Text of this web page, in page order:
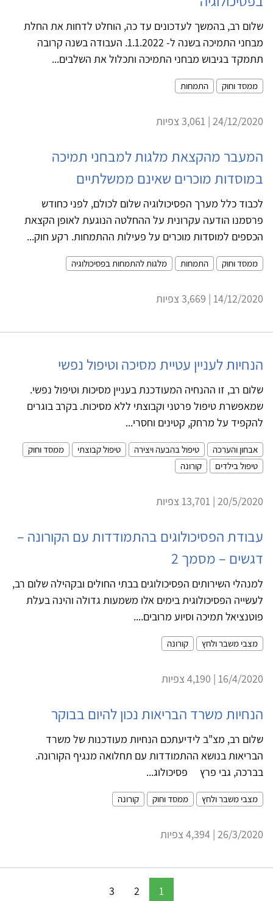
שלום רב, בהמשך לעדכונים עד כה, הוחלט לדחות את החלת
מבחני התמיכה בשנה ל- 1.1.2022. העבודה בשנה קרובה
תתמקד בגיבוש מבחני התמיכה ותכלול את השלבים...
ממסד וחוק התמחות
24/12/2020 | 3,061 צפיות
המעבר מהקצאת מלגות למבחני תמיכה
במוסדות מוכרים שאינם ממשלתיים
לכבוד כלל מערך הפסיכולוגיה שלום לכולם, לפני כחודש
פרסמנו הודעה עקרונית על ההחלטה הנוגעת לאופן הקצאת
הכספים למוסדות מוכרים על פעילות ההתמחות. רקע חוק...
ממסד וחוק התמחות מלגות להתמחות בפסיכולוגיה
14/12/2020 | 3,669 צפיות
הנחיות לעניין עטיית מסיכה וטיפול נפשי
שלום רב, זו ההנחיה המעודכנת בעניין מסיכות וטיפול נפשי.
שמאפשרת טיפול פרטני וקבוצתי ללא מסיכות. בקרב בוגרים
להקפיד על מרחק, קטינים וחסרי...
אבחון והערכה טיפול בהבעה ויצירה טיפול קבוצתי
ממסד וחוק
טיפול בילדים
קורונה
20/5/2020 | 13,701 צפיות
עבודת הפסיכולוגים בהתמודדות עם הקורונה –
דגשים – מסמך 2
למנהלי השירותים הפסיכולוגים בבתי החולים ובקהילה שלום רב,
לעשייה הפסיכולוגית בימים אלו משמעות גדולה והינה בעלת
פוטנציאל תמיכה וסיוע מרובים....
מצבי משבר ולחץ קורונה
16/4/2020 | 4,190 צפיות
הנחיות משרד הבריאות נכון להיום בבוקר
שלום רב, מצ"ב לידיעתכם הנחיות מעודכנות של משרד
הבריאות בנושא ההתמודדות עם תחלואה מנגיף הקורונה.
בברכה, גבי פרץ פסיכולוג...
מצבי משבר ולחץ ממסד וחוק קורונה
26/3/2020 | 4,394 צפיות
1
2
3